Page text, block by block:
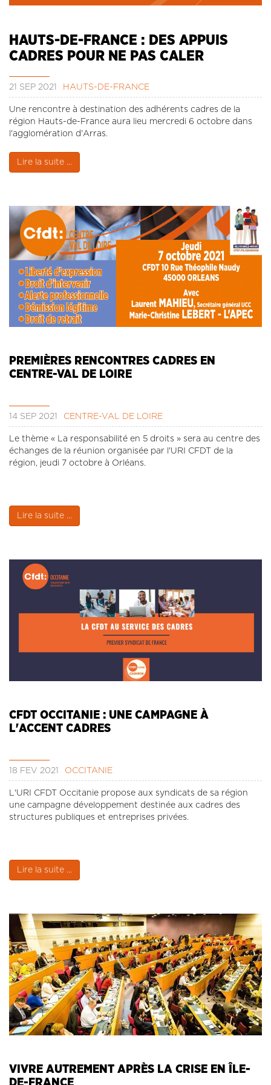
LE CREFAC
L’OBSERVATOIRE DES CADRES
HAUTS-DE-FRANCE : DES APPUIS
CADRES POUR NE PAS CALER
21 SEP 2021 HAUTS-DE-FRANCE
Une rencontre à destination des adhérents cadres de la
région Hauts-de-France aura lieu mercredi 6 octobre dans
l'agglomération d'Arras.
Lire la suite ...
PREMIÈRES RENCONTRES CADRES EN
CENTRE-VAL DE LOIRE
14 SEP 2021 CENTRE-VAL DE LOIRE
Le thème « La responsabilité en 5 droits » sera au centre des
échanges de la réunion organisée par l'URI CFDT de la
région, jeudi 7 octobre à Orléans.
Lire la suite ...
CFDT OCCITANIE : UNE CAMPAGNE À
L'ACCENT CADRES
18 FÉV 2021 OCCITANIE
L'URI CFDT Occitanie propose aux syndicats de sa région
une campagne développement destinée aux cadres des
structures publiques et entreprises privées.
Lire la suite ...
VIVRE AUTREMENT APRÈS LA CRISE EN ÎLE-
DE-FRANCE